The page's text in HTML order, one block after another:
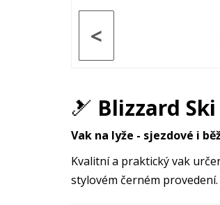
<
🎿 Blizzard
Vak na lyže - sjezdové i
Kvalitní a praktický vak
stylovém černém provedení.